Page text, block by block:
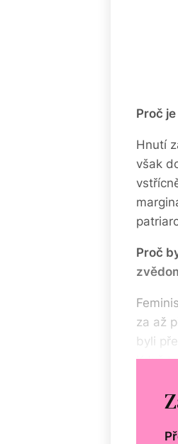
Proč
Hnutí
však
Proč
za až
byli
Když